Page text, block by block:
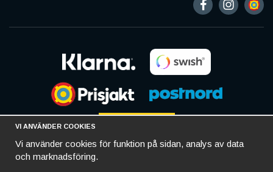
VI ANVÄNDER COOKIES
Vi använder cookies för funktion på sidan, analys av data
och marknadsföring.